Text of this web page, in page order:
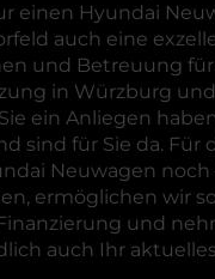
einen Hyundai
auch eine
und Betreuung
in Würzburg
ein Anliegen
sind für Sie da. Für
Neuwagen noch
ermöglichen wir
und
auch Ihr